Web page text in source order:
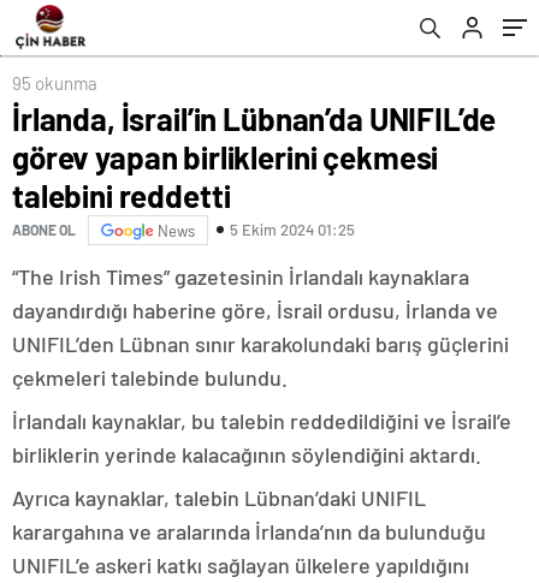
95 okunma
İrlanda, İsrail’in Lübnan’da UNIFIL’de
görev yapan birliklerini çekmesi
talebini reddetti
ABONE OL News 5 Ekim 2024 01:25
“The Irish Times” gazetesinin İrlandalı kaynaklara
dayandırdığı haberine göre, İsrail ordusu, İrlanda ve
UNIFIL’den Lübnan sınır karakolundaki barış güçlerini
çekmeleri talebinde bulundu.
İrlandalı kaynaklar, bu talebin reddedildiğini ve İsrail’e
birliklerin yerinde kalacağının söylendiğini aktardı.
Ayrıca kaynaklar, talebin Lübnan’daki UNIFIL
karargahına ve aralarında İrlanda’nın da bulunduğu
UNIFIL’e askeri katkı sağlayan ülkelere yapıldığını